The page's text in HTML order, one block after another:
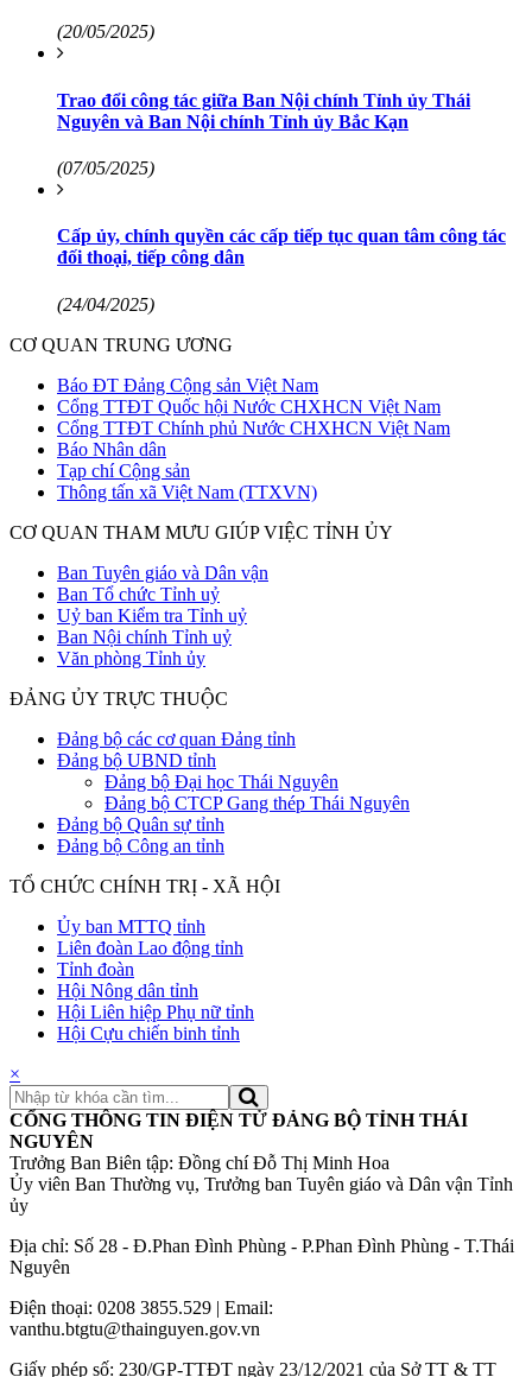
(20/05/2025)
Trao đổi công tác giữa Ban Nội chính Tỉnh ủy Thái
Nguyên và Ban Nội chính Tỉnh ủy Bắc Kạn
(07/05/2025)
Cấp ủy, chính quyền các cấp tiếp tục quan tâm công tác
đối thoại, tiếp công dân
(24/04/2025)
CƠ QUAN TRUNG ƯƠNG
Báo ĐT Đảng Cộng sản Việt Nam
Cổng TTĐT Quốc hội Nước CHXHCN Việt Nam
Cổng TTĐT Chính phủ Nước CHXHCN Việt Nam
Báo Nhân dân
Tạp chí Cộng sản
Thông tấn xã Việt Nam (TTXVN)
CƠ QUAN THAM MƯU GIÚP VIỆC TỈNH ỦY
Ban Tuyên giáo và Dân vận
Ban Tổ chức Tỉnh uỷ
Uỷ ban Kiểm tra Tỉnh uỷ
Ban Nội chính Tỉnh uỷ
Văn phòng Tỉnh ủy
ĐẢNG ỦY TRỰC THUỘC
Đảng bộ các cơ quan Đảng tỉnh
Đảng bộ UBND tỉnh
Đảng bộ Đại học Thái Nguyên
Đảng bộ CTCP Gang thép Thái Nguyên
Đảng bộ Quân sự tỉnh
Đảng bộ Công an tỉnh
TỔ CHỨC CHÍNH TRỊ - XÃ HỘI
Ủy ban MTTQ tỉnh
Liên đoàn Lao động tỉnh
Tỉnh đoàn
Hội Nông dân tỉnh
Hội Liên hiệp Phụ nữ tỉnh
Hội Cựu chiến binh tỉnh
×
CỔNG THÔNG TIN ĐIỆN TỬ ĐẢNG BỘ TỈNH THÁI
NGUYÊN
Trưởng Ban Biên tập: Đồng chí Đỗ Thị Minh Hoa
Ủy viên Ban Thường vụ, Trưởng ban Tuyên giáo và Dân vận Tỉnh
ủy
Địa chỉ: Số 28 - Đ.Phan Đình Phùng - P.Phan Đình Phùng - T.Thái
Nguyên
Điện thoại: 0208 3855.529 | Email:
vanthu.btgtu@thainguyen.gov.vn
Giấy phép số: 230/GP-TTĐT ngày 23/12/2021 của Sở TT & TT